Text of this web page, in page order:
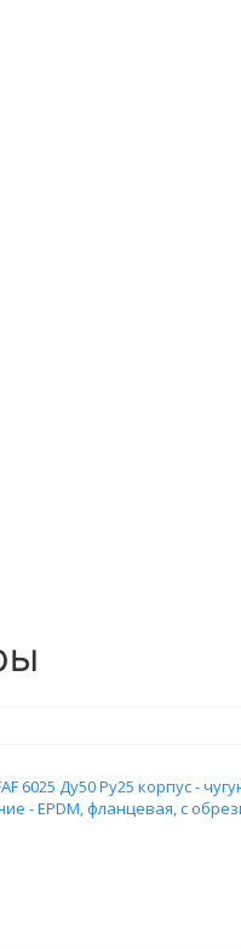
6025 Ду50 Ру25 корпус -
- EPDM, фланцевая, с